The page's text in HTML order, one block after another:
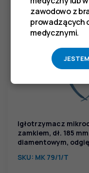
Igłotrzymacz
zamkiem, dł. 185
diamentowym,
SKU: MK 79/1/T
zawodowo z
prowadzących
medycznymi.